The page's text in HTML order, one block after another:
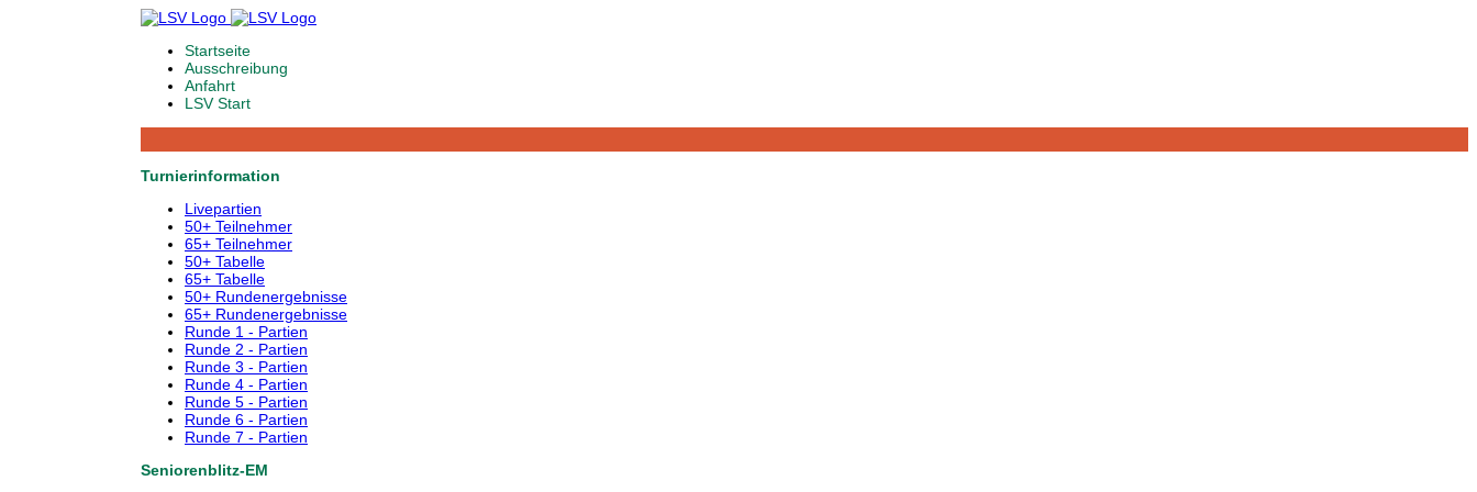
Startseite
Ausschreibung
Anfahrt
LSV Start
Turnierinformation
Livepartien
50+ Teilnehmer
65+ Teilnehmer
50+ Tabelle
65+ Tabelle
50+ Rundenergebnisse
65+ Rundenergebnisse
Runde 1 - Partien
Runde 2 - Partien
Runde 3 - Partien
Runde 4 - Partien
Runde 5 - Partien
Runde 6 - Partien
Runde 7 - Partien
Seniorenblitz-EM